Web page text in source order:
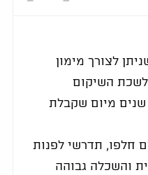
לצורך מימון
לשכת השיקום
שנים מיום שקבלת
חלפו, תדרשי לפנות
והשכלה גבוהה